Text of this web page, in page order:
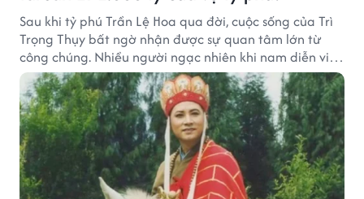
Sau khi tỷ phú Trần Lệ Hoa qua đời, cuộc sống của Trì
Trọng Thụy bất ngờ nhận được sự quan tâm lớn từ
công chúng. Nhiều người ngạc nhiên khi nam diễn viên
nổi tiếng với vai Đường Tăng không xuất hiện trong
danh sách thừa kế khối tài sản hàng chục tỷ NDT.